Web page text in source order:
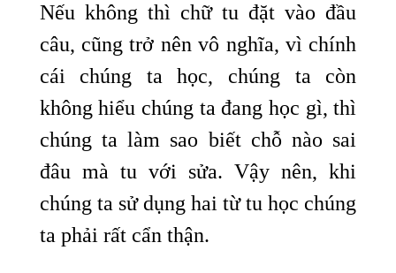
Nếu không thì chữ tu đặt vào đầu
câu, cũng trở nên vô nghĩa, vì chính
cái chúng ta học, chúng ta còn
không hiểu chúng ta đang học gì, thì
chúng ta làm sao biết chỗ nào sai
đâu mà tu với sửa. Vậy nên, khi
chúng ta sử dụng hai từ tu học chúng
ta phải rất cẩn thận.